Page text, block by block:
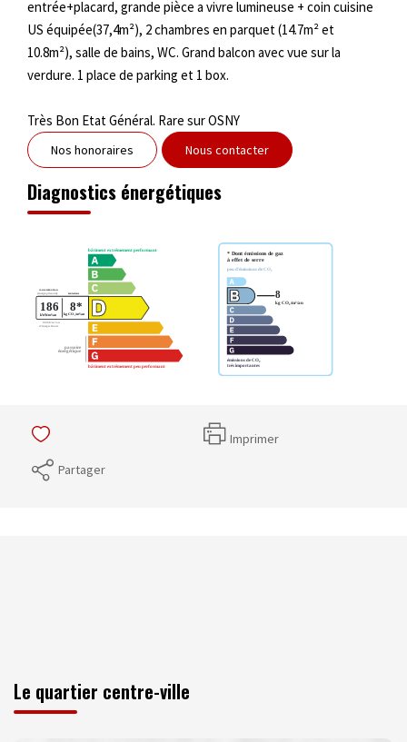
entrée+placard, grande pièce a vivre lumineuse + coin cuisine
US équipée(37,4m²), 2 chambres en parquet (14.7m² et
10.8m²), salle de bains, WC. Grand balcon avec vue sur la
verdure. 1 place de parking et 1 box.
Très Bon Etat Général. Rare sur OSNY
Nos honoraires Nous contacter
Diagnostics énergétiques
Imprimer
Partager
Le quartier centre-ville